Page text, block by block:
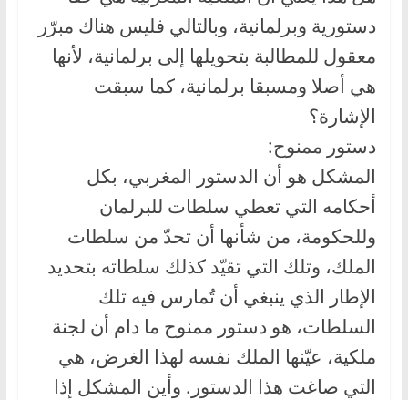
دستورية وبرلمانية، وبالتالي فليس هناك مبرّر
معقول للمطالبة بتحويلها إلى برلمانية، لأنها
هي أصلا ومسبقا برلمانية، كما سبقت
الإشارة؟
دستور ممنوح:
المشكل هو أن الدستور المغربي، بكل
أحكامه التي تعطي سلطات للبرلمان
وللحكومة، من شأنها أن تحدّ من سلطات
الملك، وتلك التي تقيّد كذلك سلطاته بتحديد
الإطار الذي ينبغي أن تُمارس فيه تلك
السلطات، هو دستور ممنوح ما دام أن لجنة
ملكية، عيّنها الملك نفسه لهذا الغرض، هي
التي صاغت هذا الدستور. وأين المشكل إذا